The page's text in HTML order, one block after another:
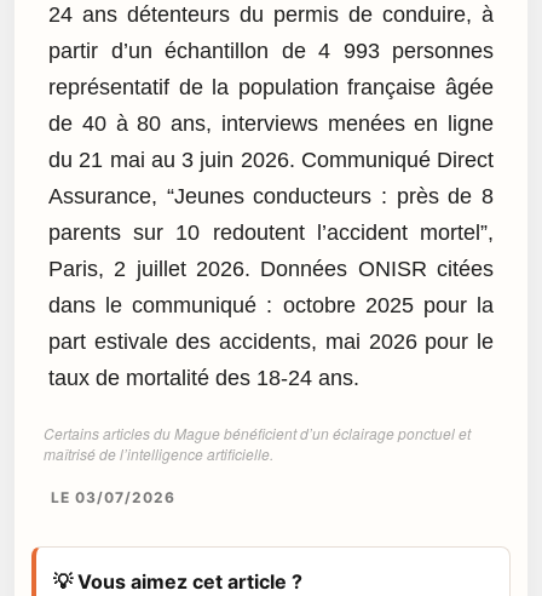
24 ans détenteurs du permis de conduire, à
partir d’un échantillon de 4 993 personnes
représentatif de la population française âgée
de 40 à 80 ans, interviews menées en ligne
du 21 mai au 3 juin 2026. Communiqué Direct
Assurance, “Jeunes conducteurs : près de 8
parents sur 10 redoutent l’accident mortel”,
Paris, 2 juillet 2026. Données ONISR citées
dans le communiqué : octobre 2025 pour la
part estivale des accidents, mai 2026 pour le
taux de mortalité des 18-24 ans.
Certains articles du Mague bénéficient d’un éclairage ponctuel et
maîtrisé de l’intelligence artificielle.
LE 03/07/2026
💡 Vous aimez cet article ?